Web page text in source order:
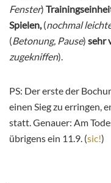
Fenster)
Spielen,(nochmal
(Betonung, Pause) sehr
zugekniffen).
PS: Der erste der
einen Sieg zu erringen,
statt. Genauer: Am
übrigens ein 11.9. (sic!)